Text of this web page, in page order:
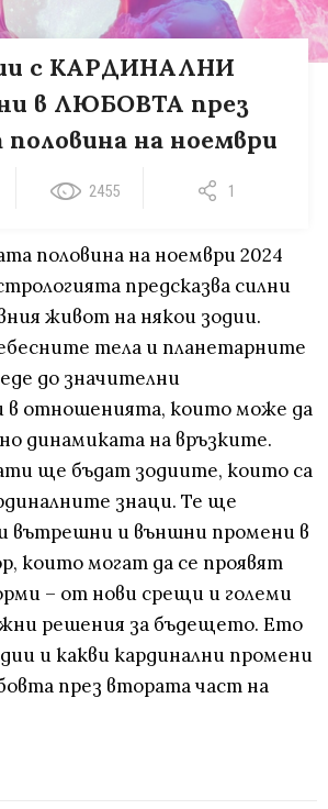
с КАРДИНАЛНИ
в ЛЮБОВТА през
на ноември
2455 1
половина на ноември 2024
предсказва силни
живот на някои зодии.
тела и планетарните
до значителни
в отношенията, които може да
динамиката на връзките.
ще бъдат зодиите, които са
знаци. Те ще
и външни промени в
които могат да се проявят
– от нови срещи и големи
решения за бъдещето. Ето
и какви кардинални промени
през втората част на